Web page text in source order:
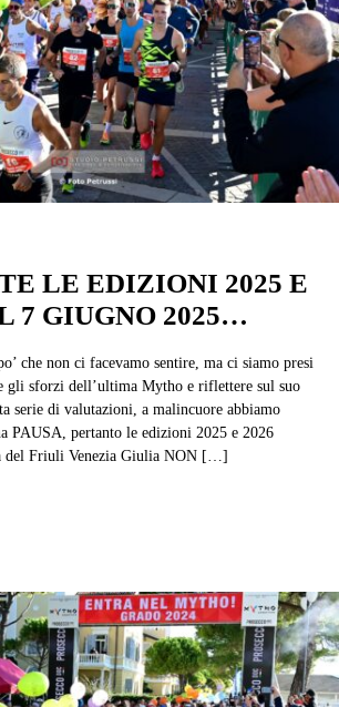
LE EDIZIONI 2025 E
7 GIUGNO 2025…
che non ci facevamo sentire, ma ci siamo presi
gli sforzi dell’ultima Mytho e riflettere sul suo
serie di valutazioni, a malincuore abbiamo
PAUSA, pertanto le edizioni 2025 e 2026
del Friuli Venezia Giulia NON […]